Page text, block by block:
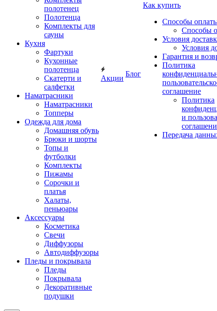
полотенец
Полотенца
Комплекты для
сауны
Кухня
Фартуки
Кухонные
полотенца
Скатерти и
салфетки
Наматрасники
Наматрасники
Топперы
Одежда для дома
Домашняя обувь
Брюки и шорты
Топы и
футболки
Комплекты
Пижамы
Сорочки и
платья
Халаты,
пеньюары
Аксессуары
Косметика
Свечи
Диффузоры
Автодиффузоры
Пледы и покрывала
Пледы
Покрывала
Декоративные
подушки
Акции
Блог
Как купить
Способы
Способы
Условия
Условия
Гарантия и
Политика
соглашение
Политика
и
Передача